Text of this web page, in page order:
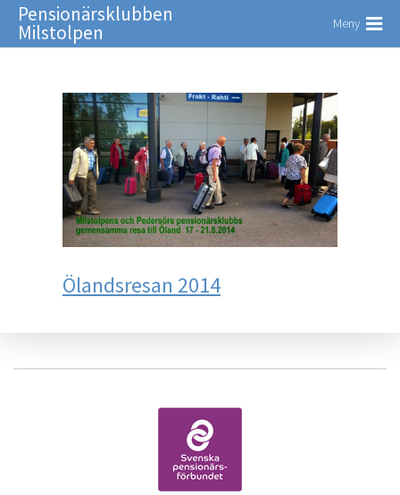
Pensionärsklubben
Milstolpen Meny
Ölandsresan 2014